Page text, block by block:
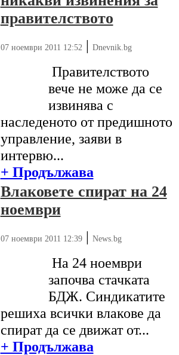
правителството
07 ноември 2011 12:52 | Dnevnik.bg
Правителството
вече не може да се
извинява с
наследеното от предишното
управление, заяви в
интервю...
+ Продължава
Влаковете спират на 24
ноември
07 ноември 2011 12:39| News.bg
На 24 ноември
започва стачката
БДЖ. Синдикатите
решиха всички влакове да
спират да се движат от...
+ Продължава